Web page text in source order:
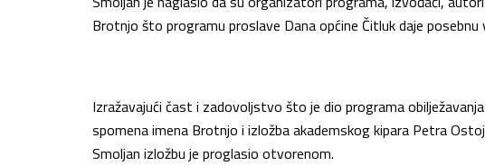
Brotnjo što programu proslave Dana općine Čitluk daje posebnu
Izražavajući čast i zadovoljstvo što je dio programa
spomena imena Brotnjo i izložba akademskog kipara Petra
Smoljan izložbu je proglasio otvorenom.